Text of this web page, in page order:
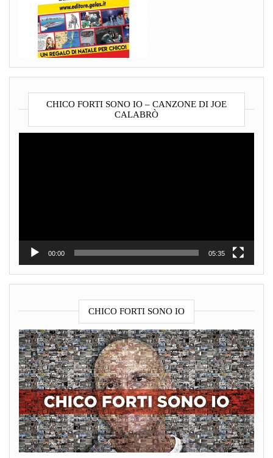
CHICO FORTI SONO IO – CANZONE DI JOE
CALABRÒ
00:00 05:35
CHICO FORTI SONO IO